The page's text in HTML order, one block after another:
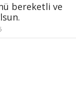
bereketli ve